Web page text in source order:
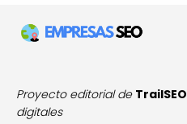
Proyecto editorial de TrailSEO
digitales